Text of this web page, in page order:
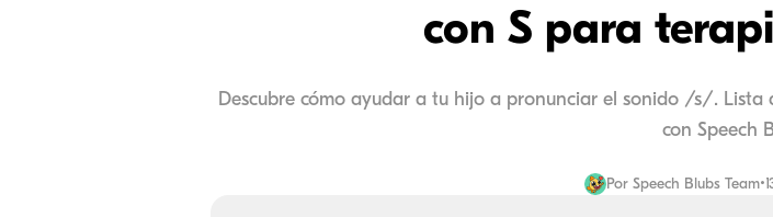
con S para
Descubre cómo ayudar a tu hijo a pronunciar el sonido /s/.
con Speech
Por Speech Blubs Team•